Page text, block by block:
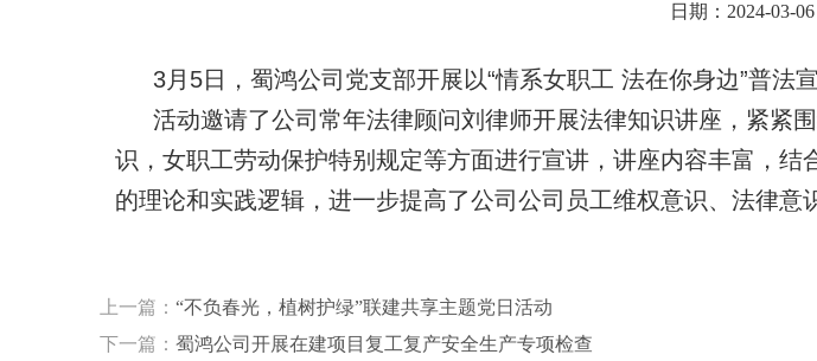
日期：2024-03-
3月5日，蜀鸿公司党支部开展以“情系女职工 法在你身边”普法
活动邀请了公司常年法律顾问刘律师开展法律知识讲座，紧紧
识，女职工劳动保护特别规定等方面进行宣讲，讲座内容丰富，结
的理论和实践逻辑，进一步提高了公司公司员工维权意识、法律意
上一篇： “不负春光，植树护绿”联建共享主题党日活动
下一篇： 蜀鸿公司开展在建项目复工复产安全生产专项检查